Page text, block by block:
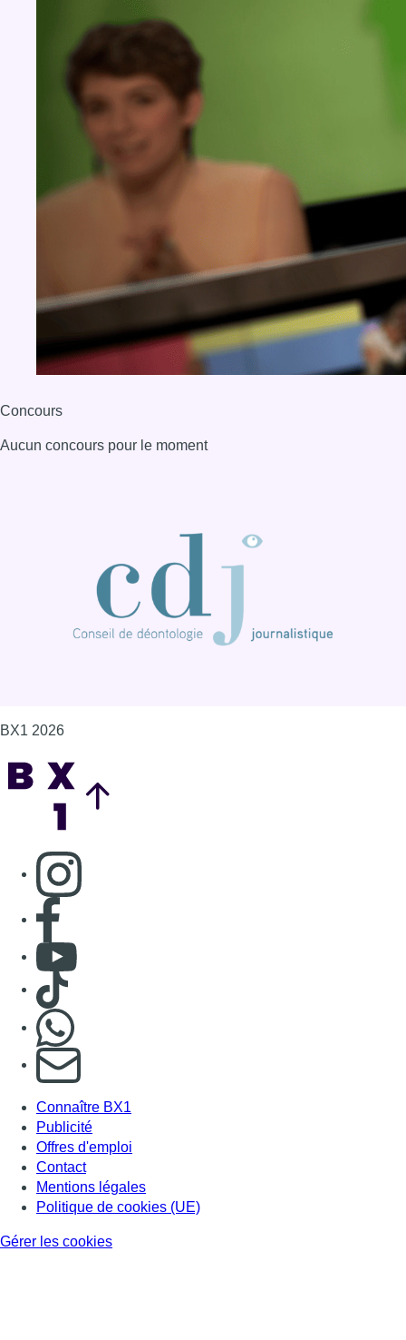
Concours
Aucun concours pour le moment
BX1 2026
Consulter page Instagram
Consulter page Facebook
Consulter Youtube
Consulter TikTok
S'abonner à notre newsletter
Connaître BX1
Publicité
Offres d'emploi
Contact
Mentions légales
Politique de cookies (UE)
Gérer les cookies